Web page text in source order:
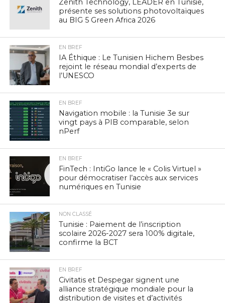
présente ses solutions photovoltaïques
au BIG 5 Green Africa 2026
EN BREF
IA Éthique : Le Tunisien Hichem Besbes
rejoint le réseau mondial d’experts de
l’UNESCO
EN BREF
Navigation mobile : la Tunisie 3e sur
vingt pays à PIB comparable, selon
nPerf
EN BREF
FinTech : IntiGo lance le « Colis Virtuel »
pour démocratiser l’accès aux services
numériques en Tunisie
NON CLASSÉ
Tunisie : Paiement de l’inscription
scolaire 2026-2027 sera 100% digitale,
confirme la BCT
EN BREF
Civitatis et Despegar signent une
alliance stratégique mondiale pour la
distribution de visites et d’activités